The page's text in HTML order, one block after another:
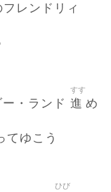
フレンドリィ
・ランド 進
すす
め
てゆこう
ひび